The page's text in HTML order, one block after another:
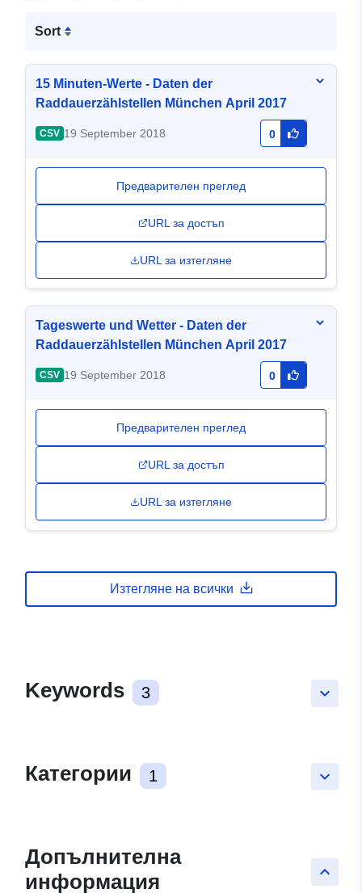
Sort
15 Minuten-Werte - Daten der
Raddauerzählstellen München April 2017
CSV 19 September 2018 0
Предварителен преглед
URL за достъп
URL за изтегляне
Tageswerte und Wetter - Daten der
Raddauerzählstellen München April 2017
CSV 19 September 2018 0
Предварителен преглед
URL за достъп
URL за изтегляне
Изтегляне на всички
keyboard_arrow_down
Keywords 3
keyboard_arrow_down
Категории 1
keyboard_arrow_up
Допълнителна
информация